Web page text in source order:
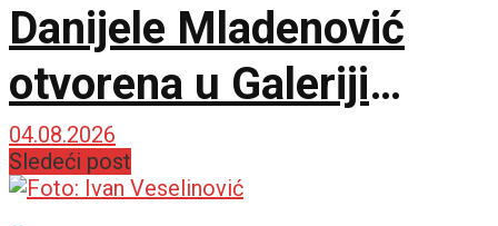
Danijele Mladenović
otvorena u Galeriji
Atrijum
04.08.2026
Sledeći post